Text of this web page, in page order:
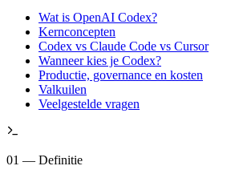
Wat is OpenAI Codex?
Kernconcepten
Codex vs Claude Code vs Cursor
Wanneer kies je Codex?
Productie, governance en kosten
Valkuilen
Veelgestelde vragen
01 — Definitie